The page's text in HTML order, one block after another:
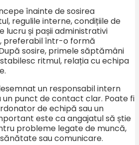
înainte de sosirea
regulile interne, condițiile de
lucru și pașii administrativi
preferabil într-o formă
sosire, primele săptămâni
ritmul, relația cu echipa
un responsabil intern
punct de contact clar. Poate fi
de echipă sau un
este ca angajatul să știe
probleme legate de muncă,
sau comunicare.